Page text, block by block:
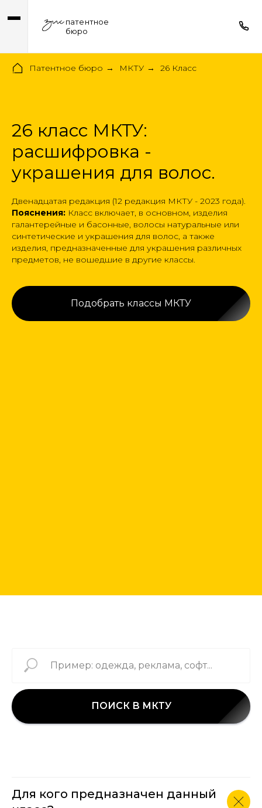
патентное
бюро
Патентное бюро → МКТУ → 26 Класс
26 класс МКТУ:
расшифровка -
украшения для волос.
Двенадцатая редакция (12 редакция МКТУ - 2023 года).
Пояснения: Класс включает, в основном, изделия
галантерейные и басонные, волосы натуральные или
синтетические и украшения для волос, а также
изделия, предназначенные для украшения различных
предметов, не вошедшие в другие классы.
Подобрать классы МКТУ
ПОИСК В МКТУ
Для кого предназначен данный